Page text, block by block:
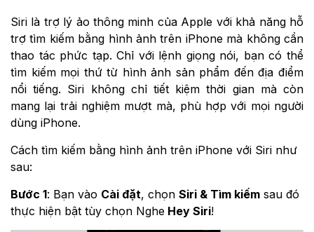
Siri là trợ lý ảo thông minh của Apple với khả năng hỗ
trợ tìm kiếm bằng hình ảnh trên iPhone mà không cần
thao tác phức tạp. Chỉ với lệnh giọng nói, bạn có thể
tìm kiếm mọi thứ từ hình ảnh sản phẩm đến địa điểm
nổi tiếng. Siri không chỉ tiết kiệm thời gian mà còn
mang lại trải nghiệm mượt mà, phù hợp với mọi người
dùng iPhone.
Cách tìm kiếm bằng hình ảnh trên iPhone với Siri như
sau:
Bước 1: Bạn vào Cài đặt, chọn Siri & Tìm kiếm sau đó
thực hiện bật tùy chọn Nghe Hey Siri!